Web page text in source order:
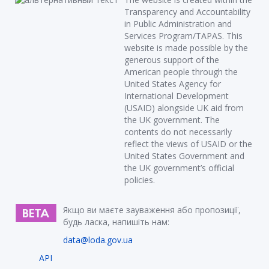
Transparency and Accountability
in Public Administration and
Services Program/TAPAS. This
website is made possible by the
generous support of the
American people through the
United States Agency for
International Development
(USAID) alongside UK aid from
the UK government. The
contents do not necessarily
reflect the views of USAID or the
United States Government and
the UK government’s official
policies.
Якщо ви маєте зауваження або пропозиції,
будь ласка, напишіть нам:
data@loda.gov.ua
API